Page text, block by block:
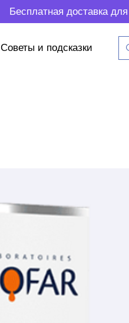
Бесплатная доставка
Советы и подсказки